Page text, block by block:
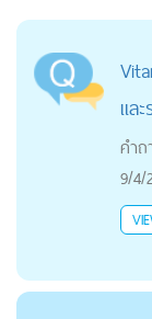
แล
คำถ
9/4/